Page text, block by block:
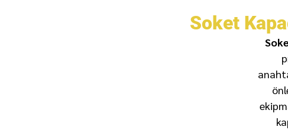
Soket